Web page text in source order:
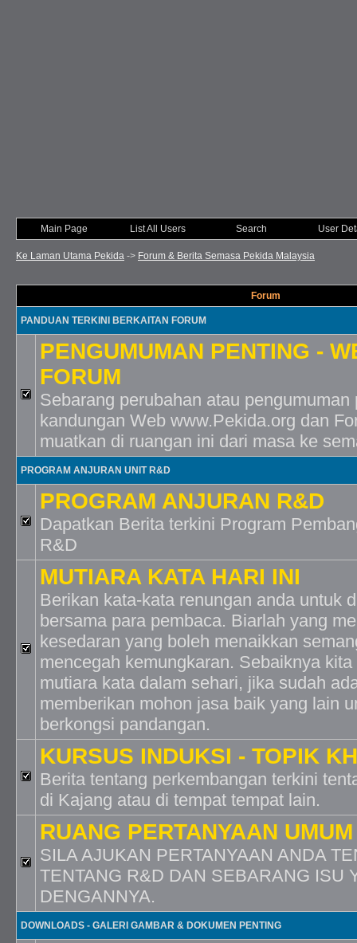
Main Page List All Users Search User
Ke Laman Utama Pekida -> Forum & Berita Semasa Pekida Malaysia
Forum
PANDUAN TERKINI BERKAITAN FORUM
PENGUMUMAN PENTING -
FORUM
Sebarang perubahan atau pengumuman
kandungan Web www.Pekida.org dan
muatkan di ruangan ini dari masa ke
PROGRAM ANJURAN UNIT R&D
PROGRAM ANJURAN R&D
Dapatkan Berita terkini Program
R&D
MUTIARA KATA HARI INI
Berikan kata-kata renungan anda untuk
bersama para pembaca. Biarlah yang
kesedaran yang boleh menaikkan
mencegah kemungkaran. Sebaiknya
mutiara kata dalam sehari, jika sudah
memberikan mohon jasa baik yang lain
berkongsi pandangan.
KURSUS INDUKSI - TOPIK
Berita tentang perkembangan terkini
di Kajang atau di tempat tempat lain.
RUANG PERTANYAAN UMUM
SILA AJUKAN PERTANYAAN ANDA
TENTANG R&D DAN SEBARANG ISU
DENGANNYA.
DOWNLOADS - GALERI GAMBAR & DOKUMEN PENTING